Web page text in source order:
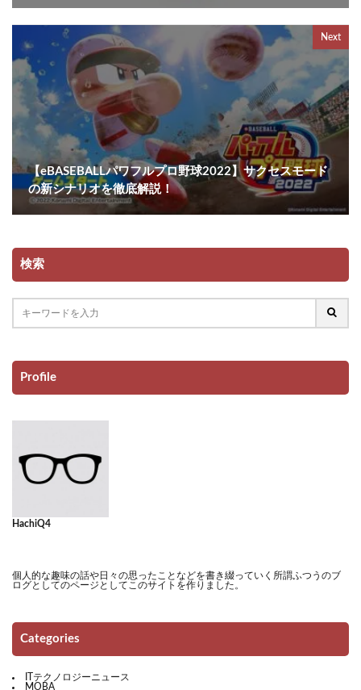
Next
【eBASEBALLパワフルプロ野球2022】サクセスモード
の新シナリオを徹底解説！
検索
Profile
HachiQ4
個人的な趣味の話や日々の思ったことなどを書き綴っていく所謂ふつうのブ
ログとしてのページとしてこのサイトを作りました。
Categories
ITテクノロジーニュース
MOBA